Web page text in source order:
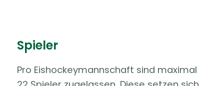
Spieler
Pro Eishockeymannschaft sind maximal